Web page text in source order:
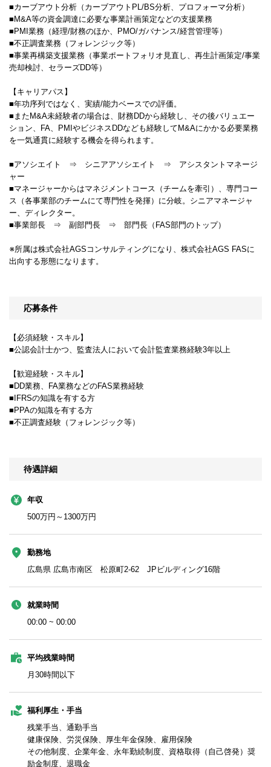
■カーブアウト分析（カーブアウトPL/BS分析、プロフォーマ分析）
■M&A等の資金調達に必要な事業計画策定などの支援業務
■PMI業務（経理/財務のほか、PMO/ガバナンス/経営管理等）
■不正調査業務（フォレンジック等）
■事業再構築支援業務（事業ポートフォリオ見直し、再生計画策定/事業
売却検討、セラーズDD等）
【キャリアパス】
■年功序列ではなく、実績/能力ベースでの評価。
■またM&A未経験者の場合は、財務DDから経験し、その後バリュエー
ション、FA、PMIやビジネスDDなども経験してM&Aにかかる必要業務
を一気通貫に経験する機会を得られます。
■アソシエイト ⇒ シニアアソシエイト ⇒ アシスタントマネージ
ャー
■マネージャーからはマネジメントコース（チームを牽引）、専門コー
ス（各事業部のチームにて専門性を発揮）に分岐。シニアマネージャ
ー、ディレクター。
■事業部長 ⇒ 副部門長 ⇒ 部門長（FAS部門のトップ）
※所属は株式会社AGSコンサルティングになり、株式会社AGS FASに
出向する形態になります。
応募条件
【必須経験・スキル】
■公認会計士かつ、監査法人において会計監査業務経験3年以上
【歓迎経験・スキル】
■DD業務、FA業務などのFAS業務経験
■IFRSの知識を有する方
■PPAの知識を有する方
■不正調査経験（フォレンジック等）
待遇詳細
年収
500万円～1300万円
勤務地
広島県 広島市南区 松原町2-62 JPビルディング16階
就業時間
00:00 ~ 00:00
平均残業時間
月30時間以下
福利厚生・手当
残業手当、通勤手当
健康保険、労災保険、厚生年金保険、雇用保険
その他制度、企業年金、永年勤続制度、資格取得（自己啓発）奨
励金制度、退職金